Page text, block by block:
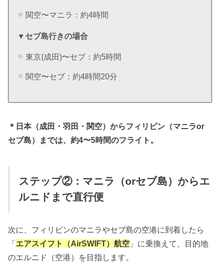
関空〜マニラ：約4時間
▼セブ島行きの場合
東京(成田)〜セブ：約5時間
関空〜セブ：約4時間20分
＊日本（成田・羽田・関空）からフィリピン（マニラor
セブ島）までは、約4〜5時間のフライト。
ステップ②：マニラ（orセブ島）からエ
ルニドまで直行便
次に、フィリピンのマニラやセブ島の空港に到着したら
「エアスイフト（AirSWIFT）航空 」に乗換えて、目的地
のエルニド（空港）を目指します。